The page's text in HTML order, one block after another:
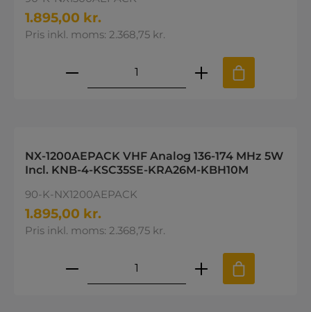
1.895,00 kr.
Pris inkl. moms: 2.368,75 kr.
Produktmængde: Indtast den
NX-1200AEPACK VHF Analog 136-174 MHz 5W
Incl. KNB-4-KSC35SE-KRA26M-KBH10M
90-K-NX1200AEPACK
1.895,00 kr.
Pris inkl. moms: 2.368,75 kr.
Produktmængde: Indtast den